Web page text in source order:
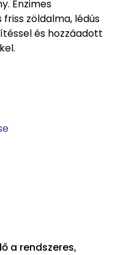
Enzimes
zöldalma, lédús
és hozzáadott
a rendszeres,